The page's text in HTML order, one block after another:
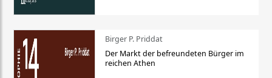
Birger P. Priddat
Der Markt der befreundeten Bürger im
reichen Athen